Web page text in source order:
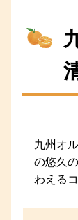
九州オ
の悠久
わえる